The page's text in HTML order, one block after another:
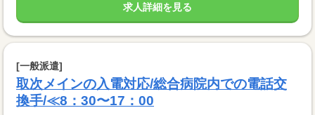
求人詳細を見る
[一般派遣]
取次メインの入電対応/総合病院内での電話交
換手/≪8：30〜17：00